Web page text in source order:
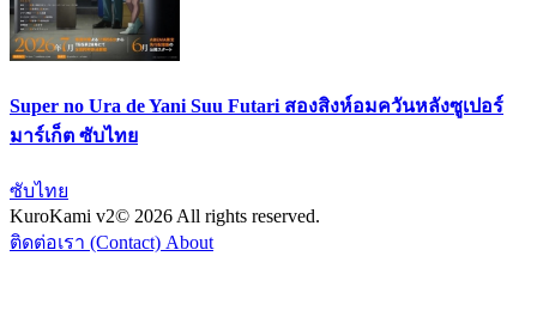
Super no Ura de Yani Suu Futari สองสิงห์อมควันหลังซูเปอร์
มาร์เก็ต ซับไทย
ซับไทย
KuroKami v2© 2026 All rights reserved.
ติดต่อเรา (Contact) About